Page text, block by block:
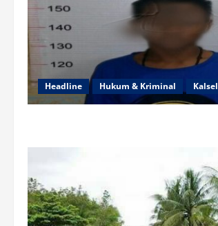
Headline Hukum & Kriminal Kalsel